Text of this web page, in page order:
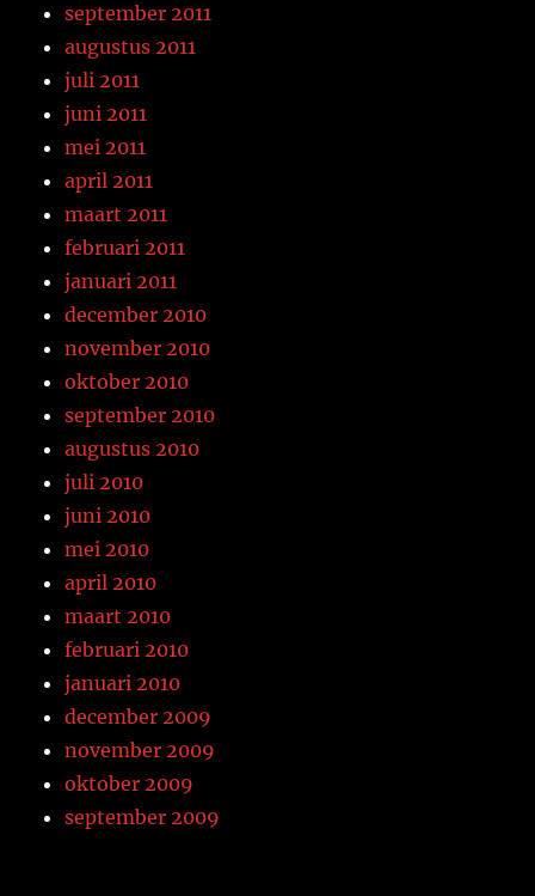
september 2011
augustus 2011
juli 2011
juni 2011
mei 2011
april 2011
maart 2011
februari 2011
januari 2011
december 2010
november 2010
oktober 2010
september 2010
augustus 2010
juli 2010
juni 2010
mei 2010
april 2010
maart 2010
februari 2010
januari 2010
december 2009
november 2009
oktober 2009
september 2009